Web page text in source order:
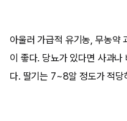
아울러 가급적 유기농, 무농약
이 좋다. 당뇨가 있다면 사과
다. 딸기는 7~8알 정도가 적당